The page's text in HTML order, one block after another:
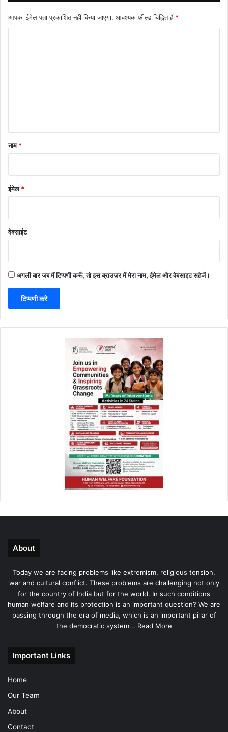
आपका ईमेल पता प्रकाशित नहीं किया जाएगा. आवश्यक फ़ील्ड चिह्नित हैं *
नाम*
ईमेल*
वेबसाईट
अगली बार जब मैं टिप्पणी करूँ, तो इस ब्राउज़र में मेरा नाम, ईमेल और वेबसाइट सहेजें।
About
Today we are facing problems like extremism, religious tension,
war and cultural conflict. These problems are challenging not only
for the country of India but for the world. In such conditions
human welfare and its protection is an important question? We are
passing through the era of media, which is an important pillar of
the democratic system... Read More
Important Links
Home
Our Team
About
Contact